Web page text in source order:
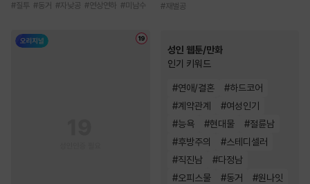
#질투 #동거 #자낮공 #연상연하 #미남수
#재벌공
성인 웹툰/만화
인기 키워드
#연애/결혼 #하드코어
#계약관계 #여성인기
#능욕 #현대물 #절륜남
#후방주의 #스테디셀러
#직진남 #다정남
#오피스물 #동거 #원나잇